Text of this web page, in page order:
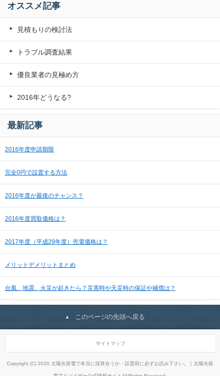
オススメ記事
見積もりの検討法
トラブル調査結果
優良業者の見極め方
2016年どうなる?
最新記事
2016年度申請期限
完全0円で設置する方法
2016年度が最後のチャンス？
2016年度買取価格は？
2017年度（平成29年度）売電価格は？
メリットデメリットまとめ
台風、地震、火災が起きたら？災害時や天災時の保証や補償は？
このページの先頭へ戻る
サイトマップ
Copyright (C) 2020 太陽光発電で本当に採算合うか・設置前に必ずお読み下さい。｜太陽光発